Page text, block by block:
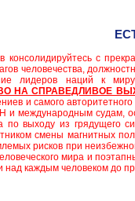
с
человечества,
лидеров наций к
НА СПРАВЕДЛИВОЕ
и самого
и международным судам,
по выходу из грядущего
смены магнитных
рисков при
мира и
над каждым человеком до